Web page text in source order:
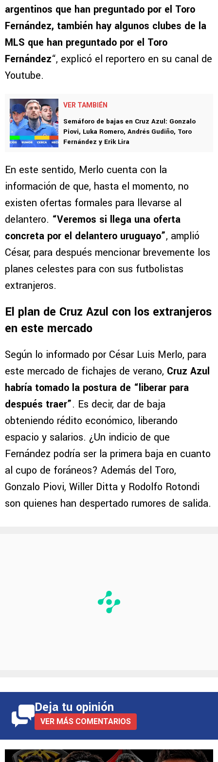
argentinos que han preguntado por el Toro
Fernández, también hay algunos clubes de la
MLS que han preguntado por el Toro
Fernández“, explicó el reportero en su canal de
Youtube.
VER TAMBIÉN
Semáforo de bajas en Cruz Azul: Gonzalo
Piovi, Luka Romero, Andrés Gudiño, Toro
Fernández y Erik Lira
En este sentido, Merlo cuenta con la
información de que, hasta el momento, no
existen ofertas formales para llevarse al
delantero. “Veremos si llega una oferta
concreta por el delantero uruguayo”, amplió
César, para después mencionar brevemente los
planes celestes para con sus futbolistas
extranjeros.
El plan de Cruz Azul con los extranjeros
en este mercado
Según lo informado por César Luis Merlo, para
este mercado de fichajes de verano, Cruz Azul
habría tomado la postura de “liberar para
después traer”. Es decir, dar de baja
obteniendo rédito económico, liberando
espacio y salarios. ¿Un indicio de que
Fernández podría ser la primera baja en cuanto
al cupo de foráneos? Además del Toro,
Gonzalo Piovi, Willer Ditta y Rodolfo Rotondi
son quienes han despertado rumores de salida.
Deja tu opinión
VER MÁS COMENTARIOS